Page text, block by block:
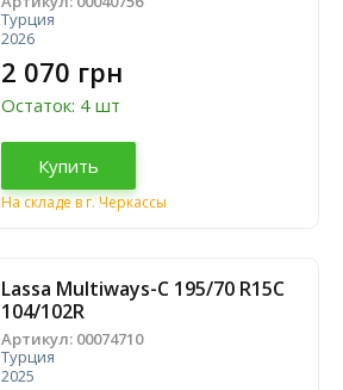
Турция
2026
2 070 грн
Остаток: 4 шт
Купить
На складе в г. Черкассы
Lassa Multiways-C 195/70 R15C
104/102R
Артикул: 00074710
Турция
2025